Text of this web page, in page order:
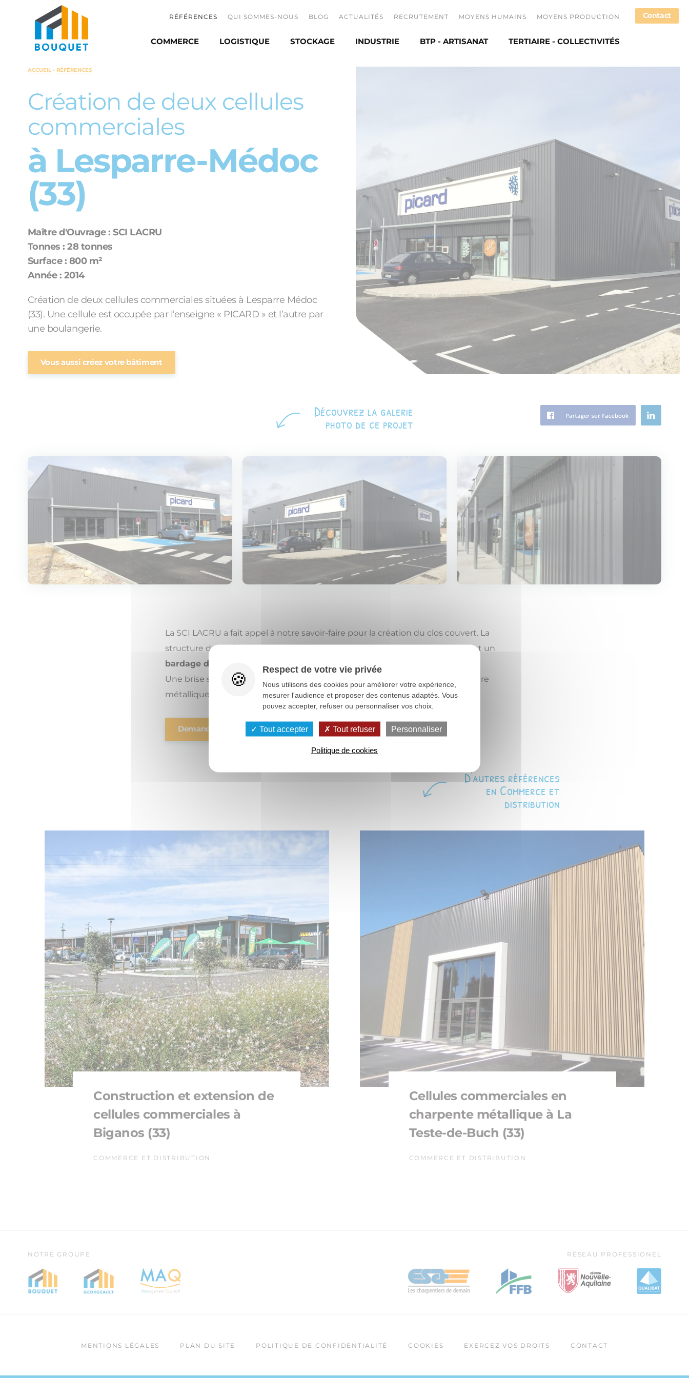
RÉFÉRENCES QUI SOMMES-NOUS
L'entreprise
Historique
BLOG ACTUALITÉS RECRUTEMENT
Nos métiers
MOYENS HUMAINS MOYENS PRODUCTION
COMMERCE
Matériel agricole
Ombrière photovoltaïque
LOGISTIQUE STOCKAGE
Stockage céréales à plat
INDUSTRIE BTP - ARTISANAT TERTIAIRE - COLLECTIVITÉS
Contact
ACCUEIL- RÉFÉRENCES
Création de deux cellules
commerciales
à Lesparre-Médoc
(33)
Maître d'Ouvrage : SCI LACRU
Tonnes : 28 tonnes
Surface : 800 m²
Année : 2014
Création de deux cellules commerciales situées à Lesparre Médoc
(33). Une cellule est occupée par l’enseigne « PICARD » et l’autre par
une boulangerie.
Vous aussi créez votre bâtiment
Découvrez la galerie
photo de ce projet
La SCI LACRU a fait appel à notre savoir-faire pour la création du clos couvert. La
structure dubâtiment est métalliqueavec une couverture en étanchéité et un
bardage double peau
Une brise soleil formant un auvent a été ajouté sur la façade avant en structure
métallique galvanisé à chaud.
Demande de devis
D'autres références
en Commerce et
distribution
Construction et extension de
cellules commerciales à
Biganos (33)
COMMERCE ET DISTRIBUTION
Cellules commerciales en
charpente métallique à La
Teste-de-Buch (33)
COMMERCE ET DISTRIBUTION
NOTRE GROUPE RÉSEAU PROFESSIONEL
MENTIONS LÉGALES PLAN DU SITE POLITIQUE DE CONFIDENTIALITÉ COOKIES EXERCEZ VOS DROITS CONTACT
Respect de votre vie privée
Nous utilisons des cookies pour améliorer votre expérience,
mesurer l'audience et proposer des contenus adaptés. Vous
pouvez accepter, refuser ou personnaliser vos choix.
Tout accepter Tout refuser Personnaliser
Politique de cookies